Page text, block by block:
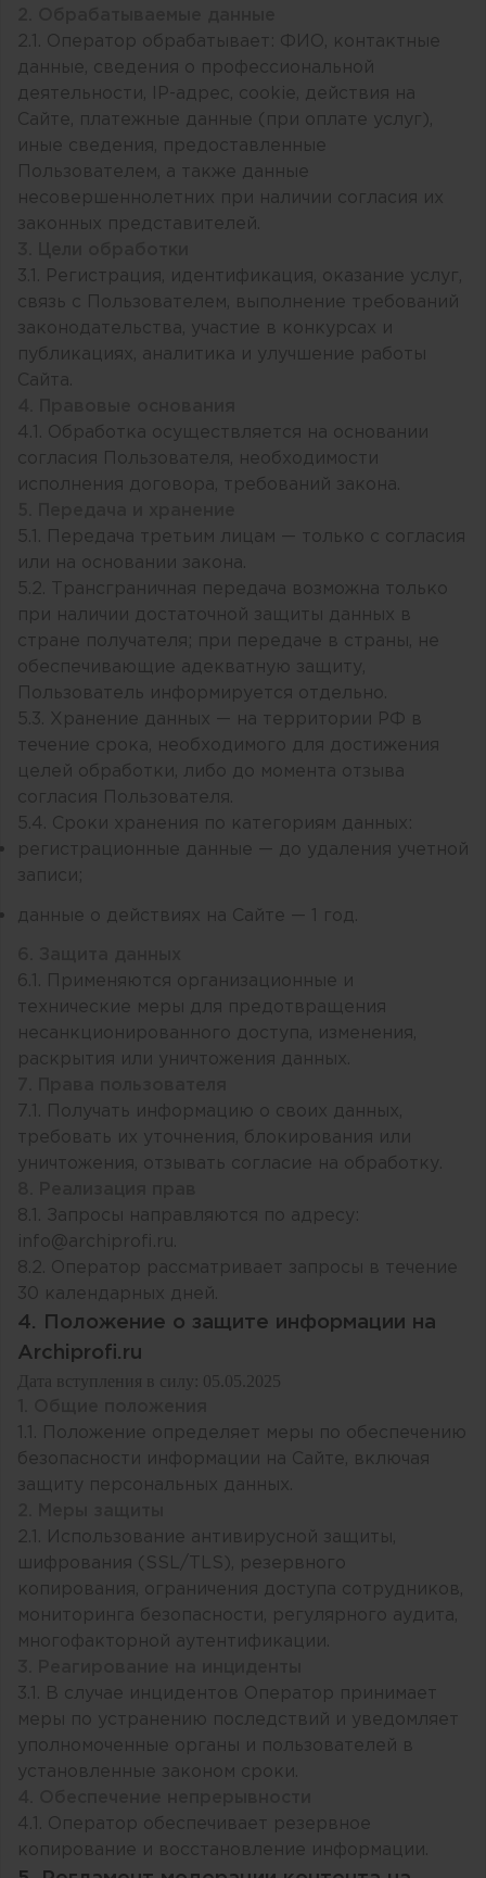
2.1. Оператор обрабатывает: ФИО, контактные
данные, сведения о профессиональной
деятельности, IP-адрес, cookie, действия на
Сайте, платежные данные (при оплате услуг),
иные сведения, предоставленные
Пользователем, а также данные
несовершеннолетних при наличии согласия их
законных представителей.
3.1. Регистрация, идентификация, оказание услуг,
связь с Пользователем, выполнение требований
законодательства, участие в конкурсах и
публикациях, аналитика и улучшение работы
Сайта.
4.1. Обработка осуществляется на основании
согласия Пользователя, необходимости
исполнения договора, требований закона.
5.1. Передача третьим лицам — только с согласия
или на основании закона.
5.2. Трансграничная передача возможна только
при наличии достаточной защиты данных в
стране получателя; при передаче в страны, не
обеспечивающие адекватную защиту,
Пользователь информируется отдельно.
5.3. Хранение данных — на территории РФ в
течение срока, необходимого для достижения
целей обработки, либо до момента отзыва
согласия Пользователя.
5.4. Сроки хранения по категориям данных:
регистрационные данные — до удаления учетной
записи;
данные о действиях на Сайте — 1 год.
6.1. Применяются организационные и
технические меры для предотвращения
несанкционированного доступа, изменения,
раскрытия или уничтожения данных.
7.1. Получать информацию о своих данных,
требовать их уточнения, блокирования или
уничтожения, отзывать согласие на обработку.
8.1. Запросы направляются по адресу:
info@archiprofi . ru.
8.2. Оператор рассматривает запросы в течение
30 календарных дней.
4. Положение о защите информации на
Archiprofi.ru
Дата вступления в силу: 05.05.2025
1.1. Положение определяет меры по обеспечению
безопасности информации на Сайте, включая
защиту персональных данных.
2.1. Использование антивирусной защиты,
шифрования (SSL/TLS), резервного
копирования, ограничения доступа сотрудников,
мониторинга безопасности, регулярного аудита,
многофакторной аутентификации.
3.1. В случае инцидентов Оператор принимает
меры по устранению последствий и уведомляет
уполномоченные органы и пользователей в
установленные законом сроки.
4.1. Оператор обеспечивает резервное
копирование и восстановление информации.